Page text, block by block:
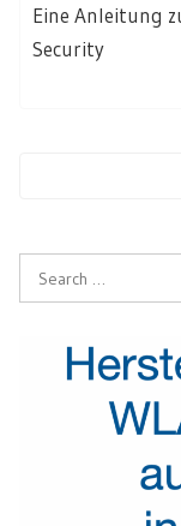
Eine Anleitung
Security